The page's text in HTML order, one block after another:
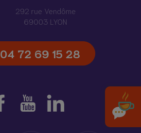
292 rue Vendôme
69003 LYON
04 72 69 15 28